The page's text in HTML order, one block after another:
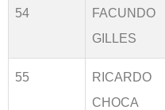
54
FACUNDO
GILLES
55
RICARDO
CHOCA